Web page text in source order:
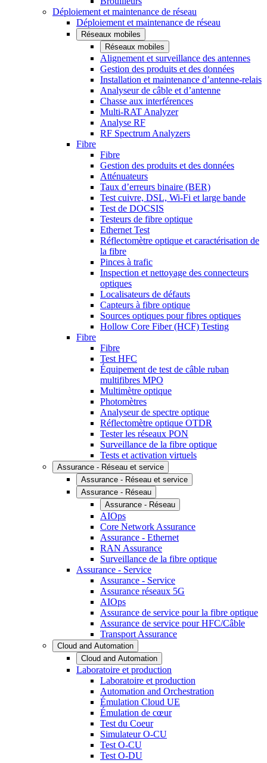
Déploiement et maintenance de réseau
Déploiement et maintenance de réseau
Réseaux mobiles
Réseaux mobiles
Alignement et surveillance des antennes
Gestion des produits et des données
Installation et maintenance d’antenne-relais
Analyseur de câble et d’antenne
Chasse aux interférences
Multi-RAT Analyzer
Analyse RF
RF Spectrum Analyzers
Fibre
Fibre
Gestion des produits et des données
Atténuateurs
Taux d’erreurs binaire (BER)
Test cuivre, DSL, Wi-Fi et large bande
Test de DOCSIS
Testeurs de fibre optique
Ethernet Test
Réflectomètre optique et caractérisation de
la fibre
Pinces à trafic
Inspection et nettoyage des connecteurs
optiques
Localisateurs de défauts
Capteurs à fibre optique
Sources optiques pour fibres optiques
Hollow Core Fiber (HCF) Testing
Fibre
Fibre
Test HFC
Équipement de test de câble ruban
multifibres MPO
Multimètre optique
Photomètres
Analyseur de spectre optique
Réflectomètre optique OTDR
Tester les réseaux PON
Surveillance de la fibre optique
Tests et activation virtuels
Assurance - Réseau et service
Assurance - Réseau et service
Assurance - Réseau
Assurance - Réseau
AIOps
Core Network Assurance
Assurance - Ethernet
RAN Assurance
Surveillance de la fibre optique
Assurance - Service
Assurance - Service
Assurance réseaux 5G
AIOps
Assurance de service pour la fibre optique
Assurance de service pour HFC/Câble
Transport Assurance
Cloud and Automation
Cloud and Automation
Laboratoire et production
Laboratoire et production
Automation and Orchestration
Émulation Cloud UE
Émulation de cœur
Test du Coeur
Simulateur O-CU
Test O-CU
Test O-DU